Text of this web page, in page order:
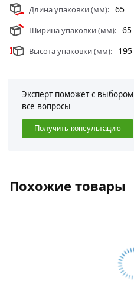
Москве и области.
Длина упаковки (мм): 65
Ширина упаковки (мм): 65
Высота упаковки (мм): 195
Эксперт поможет с
все вопросы
Получить консультацию
Похожие товары